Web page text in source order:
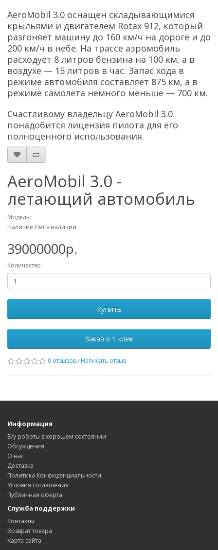
AeroMobil 3.0 оснащен складывающимися
крыльями и двигателем Rotax 912, который
разгоняет машину до 160 км/ч на дороге и до
200 км/ч в небе. На трассе аэромобиль
расходует 8 литров бензина на 100 км, а в
воздухе — 15 литров в час. Запас хода в
режиме автомобиля составляет 875 км, а в
режиме самолета немного меньше — 700 км.
Счастливому владельцу AeroMobil 3.0
понадобится лицензия пилота для его
полноценного использования.
AeroMobil 3.0 -
летающий автомобиль
Модель:
Наличие:Нет в наличии
39000000р.
Количество
Купить
Заказ в 1 клик
0 отзывов/ Написать отзыв
Информация
Б/у роботы в хорошем состоянии
Обсуждения
О нас
Доставка
Политика Конфиденциальности
Условия соглашения
Публичная оферта
Служба поддержки
Контакты
Возврат товара
Карта сайта